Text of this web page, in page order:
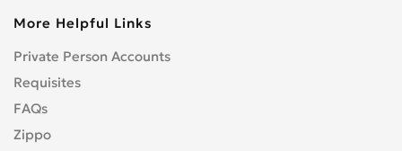
More Helpful Links
Private Person Accounts
Requisites
FAQs
Zippo